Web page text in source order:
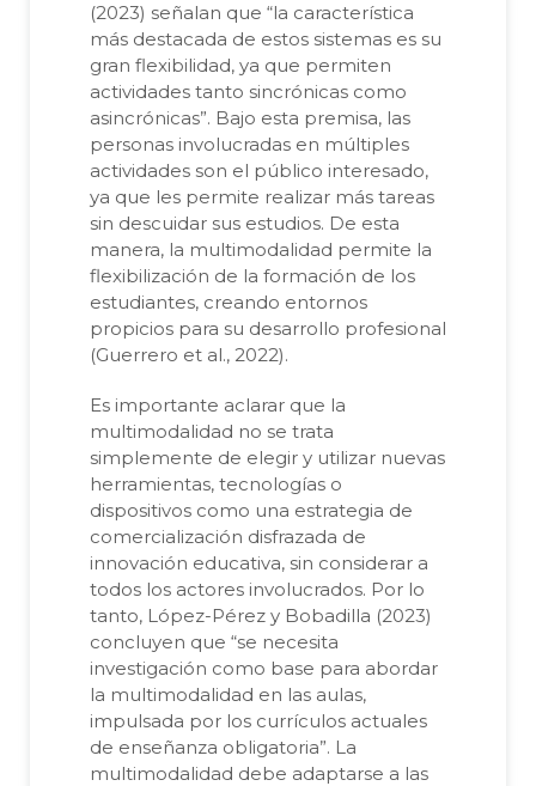
(2023) señalan que “la característica
más destacada de estos sistemas es su
gran flexibilidad, ya que permiten
actividades tanto sincrónicas como
asincrónicas”. Bajo esta premisa, las
personas involucradas en múltiples
actividades son el público interesado,
ya que les permite realizar más tareas
sin descuidar sus estudios. De esta
manera, la multimodalidad permite la
flexibilización de la formación de los
estudiantes, creando entornos
propicios para su desarrollo profesional
(Guerrero et al., 2022).
Es importante aclarar que la
multimodalidad no se trata
simplemente de elegir y utilizar nuevas
herramientas, tecnologías o
dispositivos como una estrategia de
comercialización disfrazada de
innovación educativa, sin considerar a
todos los actores involucrados. Por lo
tanto, López-Pérez y Bobadilla (2023)
concluyen que “se necesita
investigación como base para abordar
la multimodalidad en las aulas,
impulsada por los currículos actuales
de enseñanza obligatoria”. La
multimodalidad debe adaptarse a las